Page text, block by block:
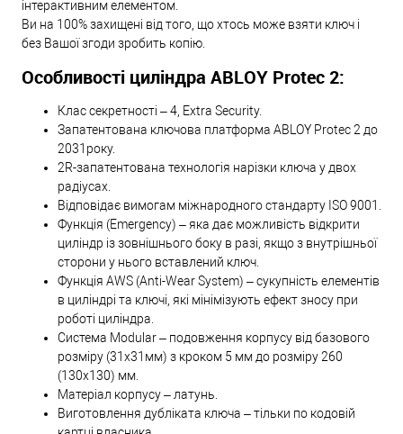
інтерактивним елементом.
Ви на 100% захищені від того, що хтось може взяти ключ і
без Вашої згоди зробить копію.
Особливості циліндра ABLOY Protec 2:
Клас секретності – 4, Extra Security.
Запатентована ключова платформа ABLOY Protec 2 до
2031року.
2R-запатентована технологія нарізки ключа у двох
радіусах.
Відповідає вимогам міжнародного стандарту ISO 9001.
Функція (Emergency) – яка дає можливість відкрити
циліндр із зовнішнього боку в разі, якщо з внутрішньої
сторони у нього вставлений ключ.
Функція AWS (Anti-Wear System) – сукупність елементів
в циліндрі та ключі, які мінімізують ефект зносу при
роботі циліндра.
Система Modular – подовження корпусу від базового
розміру (31х31мм) з кроком 5 мм до розміру 260
(130х130) мм.
Матеріал корпусу – латунь.
Виготовлення дубліката ключа – тільки по кодовій